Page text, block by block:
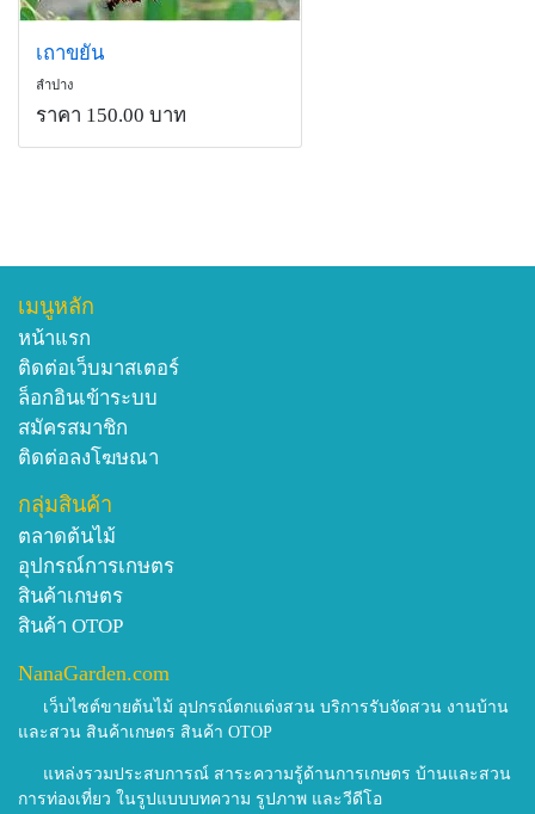
เถาขยัน
ลำปาง
ราคา 150.00 บาท
เมนูหลัก
หน้าแรก
ติดต่อเว็บมาสเตอร์
ล็อกอินเข้าระบบ
สมัครสมาชิก
ติดต่อลงโฆษณา
กลุ่มสินค้า
ตลาดต้นไม้
อุปกรณ์การเกษตร
สินค้าเกษตร
สินค้า OTOP
NanaGarden.com
เว็บไซต์ขายต้นไม้ อุปกรณ์ตกแต่งสวน บริการรับจัดสวน งานบ้าน
และสวน สินค้าเกษตร สินค้า OTOP
แหล่งรวมประสบการณ์ สาระความรู้ด้านการเกษตร บ้านและสวน
การท่องเที่ยว ในรูปแบบบทความ รูปภาพ และวีดีโอ